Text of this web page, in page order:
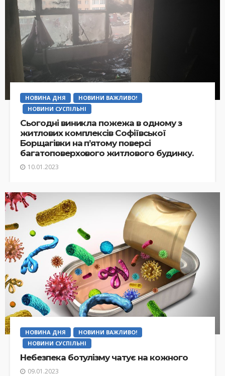
НОВИНА ДНЯ
НОВИНИ ВАЖЛИВО!
НОВИНИ СУСПІЛЬНІ
Сьогодні виникла пожежа в одному з
житлових комплексів Софіївської
Борщагівки на п’ятому поверсі
багатоповерхового житлового будинку.
10.01.2023
НОВИНА ДНЯ
НОВИНИ ВАЖЛИВО!
НОВИНИ СУСПІЛЬНІ
Небезпека ботулізму чатує на кожного
09.01.2023